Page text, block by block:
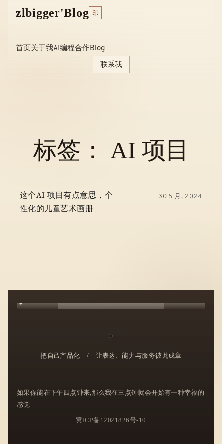
zlbigger'Blog 印
首页 关于我AI编程合作Blog
联系我
标签： AI 项目
这个AI 项目有点意思，个
性化的儿童艺术画册
30 5 月, 2024
把自己产品化 / 让表达、能力与服务彼此成章
如果你能在下午四点钟来,那么我在三点钟就会开始有一种幸福的
感觉
冀ICP备12021826号-10